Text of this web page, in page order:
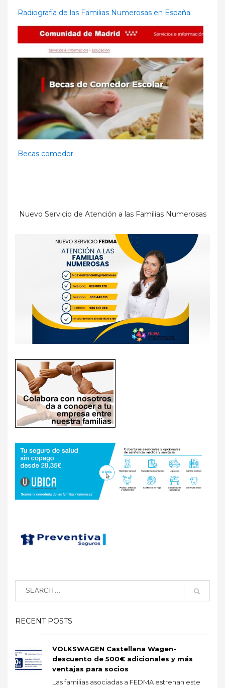
Radiografía de las Familias Numerosas en España
Becas comedor
Nuevo Servicio de Atención a las Familias Numerosas
RECENT POSTS
VOLKSWAGEN Castellana Wagen-
descuento de 500€ adicionales y más
ventajas para socios
Las familias asociadas a FEDMA estrenan este